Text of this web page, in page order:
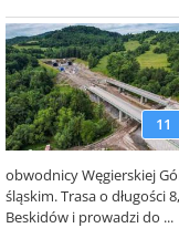
11
obwodnicy Węgierskiej
śląskim. Trasa o
Beskidów i prowadzi do ...